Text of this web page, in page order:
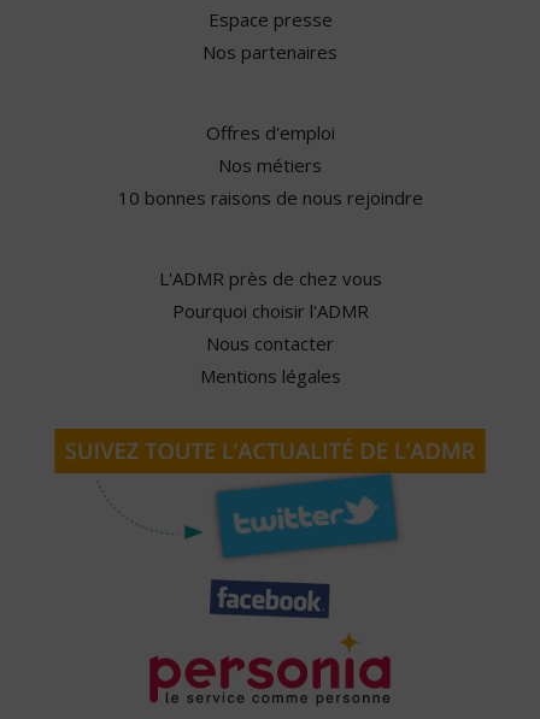
Espace presse
Nos partenaires
Offres d'emploi
Nos métiers
10 bonnes raisons de nous rejoindre
L'ADMR près de chez vous
Pourquoi choisir l'ADMR
Nous contacter
Mentions légales